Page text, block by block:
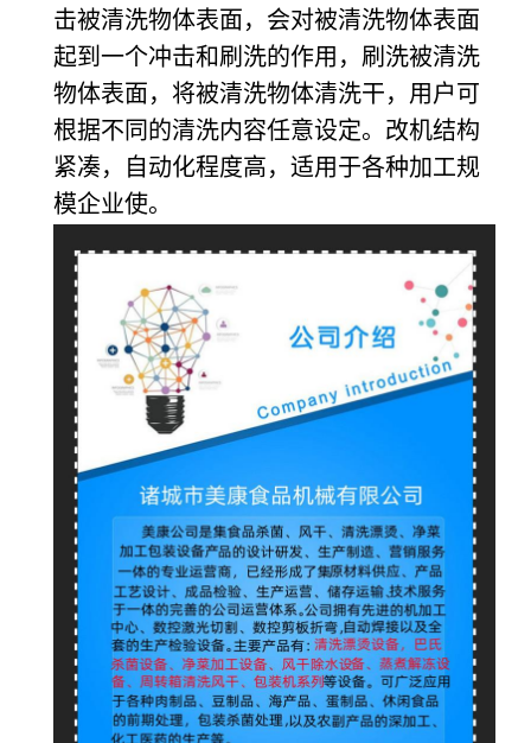
击被清洗物体表面，会对被清洗物体表面
起到一个冲击和刷洗的作用，刷洗被清洗
物体表面，将被清洗物体清洗干，用户可
根据不同的清洗内容任意设定。改机结构
紧凑，自动化程度高，适用于各种加工规
模企业使。